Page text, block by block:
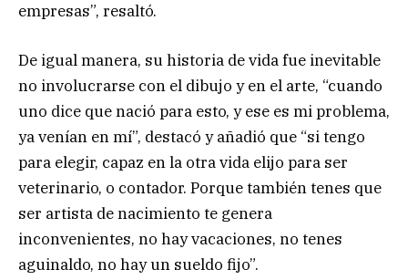
empresas”, resaltó.
De igual manera, su historia de vida fue inevitable
no involucrarse con el dibujo y en el arte, “cuando
uno dice que nació para esto, y ese es mi problema,
ya venían en mí”, destacó y añadió que “si tengo
para elegir, capaz en la otra vida elijo para ser
veterinario, o contador. Porque también tenes que
ser artista de nacimiento te genera
inconvenientes, no hay vacaciones, no tenes
aguinaldo, no hay un sueldo fijo”.